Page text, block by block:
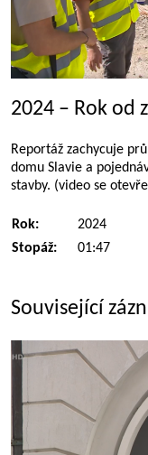
2024 – Rok od
Reportáž zachycuje
domu Slavie a
stavby. (video se
Rok:
2024
Stopáž:
01:47
Související